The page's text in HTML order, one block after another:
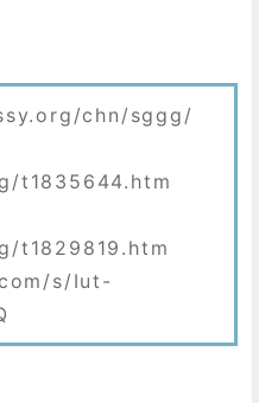
chn/sggg/
t1835644.htm
t1829819.htm
s/Iut-